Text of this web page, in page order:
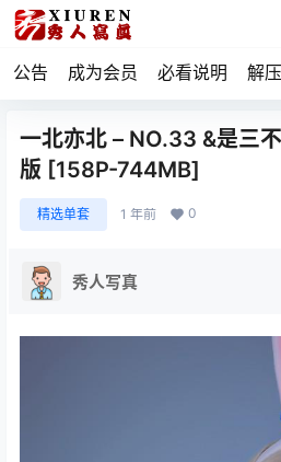
公告 成为会员 必看说明 解
一北亦北 – NO.33 &是三
版 [158P-744MB]
精选单套 1 年前 0
秀人写真